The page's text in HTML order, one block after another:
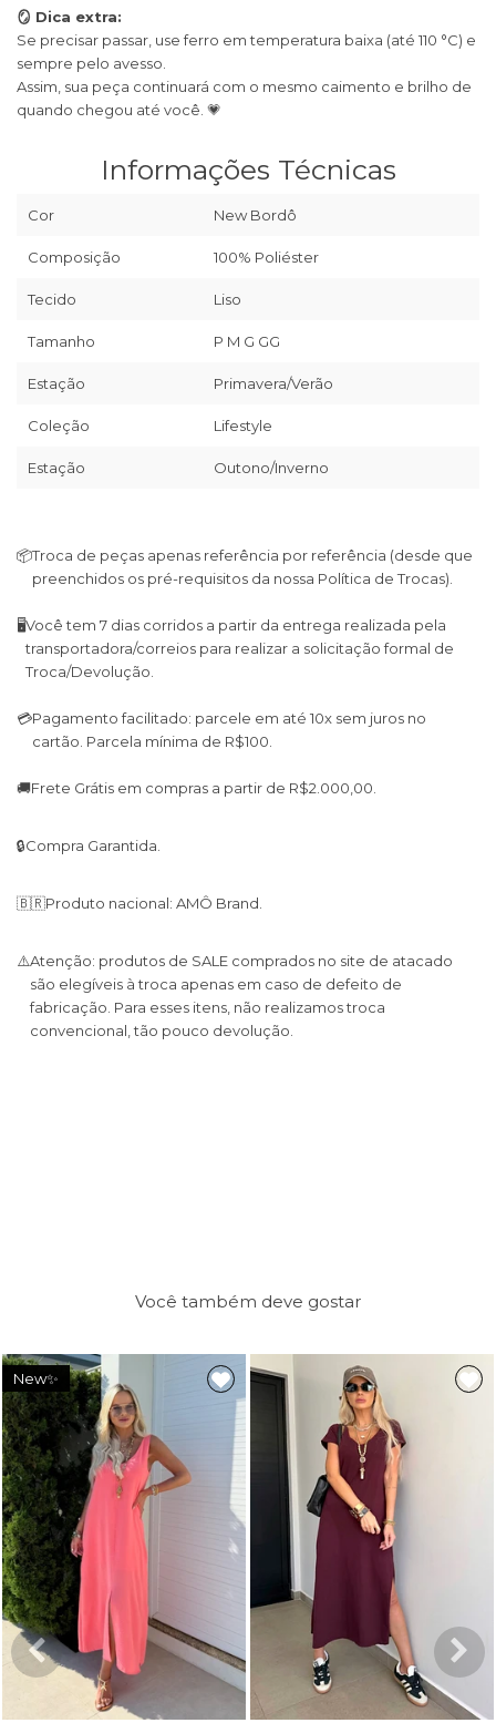
🪞 Dica extra:
Se precisar passar, use ferro em temperatura baixa (até 110 °C) e
sempre pelo avesso.
Assim, sua peça continuará com o mesmo caimento e brilho de
quando chegou até você. 💗
Informações Técnicas
Cor New Bordô
Composição 100% Poliéster
Tecido Liso
Tamanho P M G GG
Estação Primavera/Verão
Coleção Lifestyle
Estação Outono/Inverno
📦Troca de peças apenas referência por referência (desde que
preenchidos os pré-requisitos da nossa Política de Trocas).
🖥Você tem 7 dias corridos a partir da entrega realizada pela
transportadora/correios para realizar a solicitação formal de
Troca/Devolução.
💳Pagamento facilitado: parcele em até 10x sem juros no
cartão. Parcela mínima de R$100.
🚚Frete Grátis em compras a partir de R$2.000,00.
🔒Compra Garantida.
🇧🇷Produto nacional: AMÔ Brand.
⚠️Atenção: produtos de SALE comprados no site de atacado
são elegíveis à troca apenas em caso de defeito de
fabricação. Para esses itens, não realizamos troca
convencional, tão pouco devolução.
Você também deve gostar
New✨